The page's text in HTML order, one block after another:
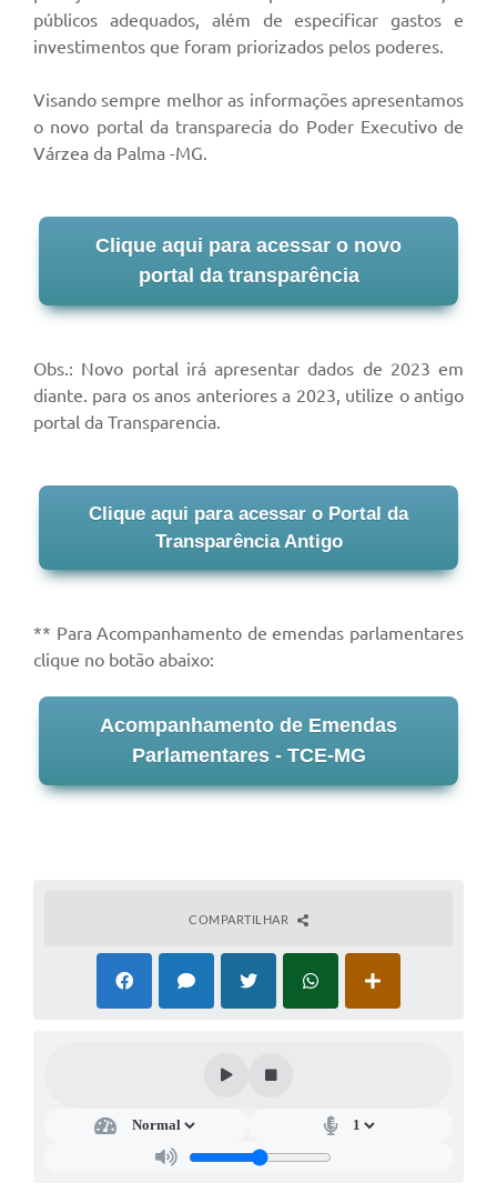
Enquete
Diário Oficial
Emprega
públicos adequados, além de especificar gastos e
investimentos que foram priorizados pelos poderes.
Visando sempre melhor as informações apresentamos
o novo portal da transparecia do Poder Executivo de
Várzea da Palma -MG.
Clique aqui para acessar o novo
portal da transparência
Obs.: Novo portal irá apresentar dados de 2023 em
diante. para os anos anteriores a 2023, utilize o antigo
portal da Transparencia.
Clique aqui para acessar o Portal da
Transparência Antigo
** Para Acompanhamento de emendas parlamentares
clique no botão abaixo:
Acompanhamento de Emendas
Parlamentares - TCE-MG
COMPARTILHAR